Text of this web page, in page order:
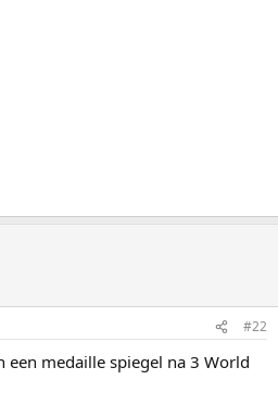
#22
een medaille spiegel na 3 World